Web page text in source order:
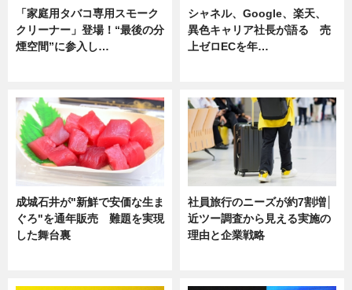
「家庭用タバコ専用スモーク
クリーナー」登場！“最後の分
煙空間”に参入し…
シャネル、Google、楽天、
異色キャリア社長が語る 売
上ゼロECを年…
成城石井が"新鮮で安価な生ま
ぐろ"を通年販売 難題を実現
した舞台裏
社員旅行のニーズが約7割増│
近ツー調査から見える実施の
理由と企業戦略